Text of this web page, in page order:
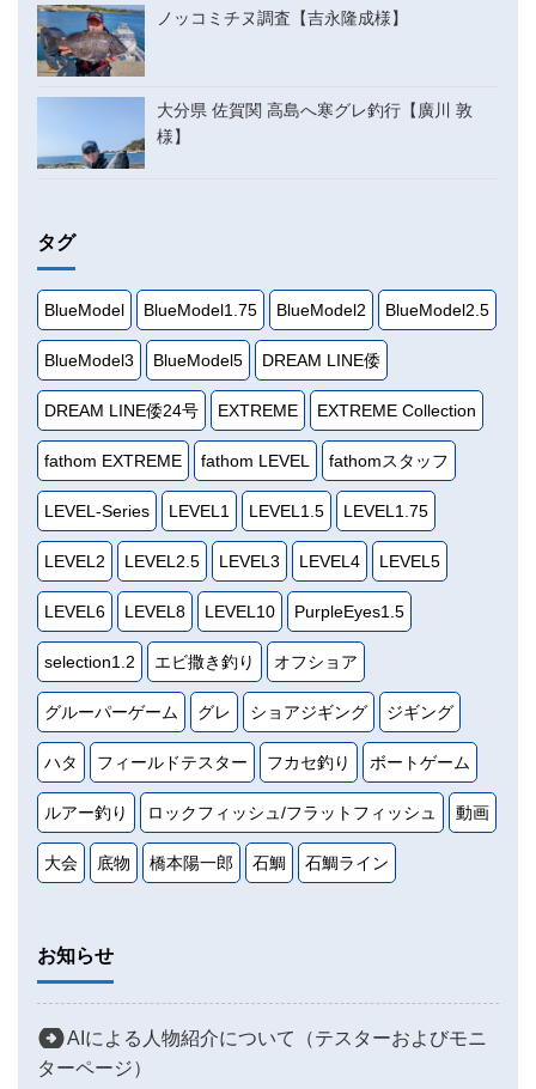
ノッコミチヌ調査【吉永隆成様】
大分県 佐賀関 高島へ寒グレ釣行【廣川 敦
様】
タグ
BlueModel BlueModel1.75 BlueModel2 BlueModel2.5
BlueModel3 BlueModel5 DREAM LINE倭
DREAM LINE倭24号 EXTREME EXTREME Collection
fathom EXTREME fathom LEVEL fathomスタッフ
LEVEL-Series LEVEL1 LEVEL1.5 LEVEL1.75
LEVEL2 LEVEL2.5 LEVEL3 LEVEL4 LEVEL5
LEVEL6 LEVEL8 LEVEL10 PurpleEyes1.5
selection1.2 エビ撒き釣り オフショア
グルーパーゲーム グレ ショアジギング ジギング
ハタ フィールドテスター フカセ釣り ボートゲーム
ルアー釣り ロックフィッシュ/フラットフィッシュ 動画
大会 底物 橋本陽一郎 石鯛 石鯛ライン
お知らせ
AIによる人物紹介について（テスターおよびモニ
ターページ）